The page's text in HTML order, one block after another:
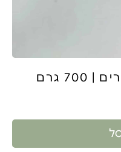
גרם